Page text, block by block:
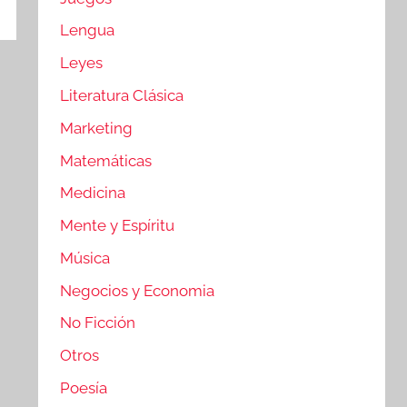
Lengua
Leyes
Literatura Clásica
Marketing
Matemáticas
Medicina
Mente y Espíritu
Música
Negocios y Economia
No Ficción
Otros
Poesía